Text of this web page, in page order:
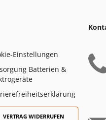
Einstellungen
Batterien &
VERTRAG WIDERRUFEN